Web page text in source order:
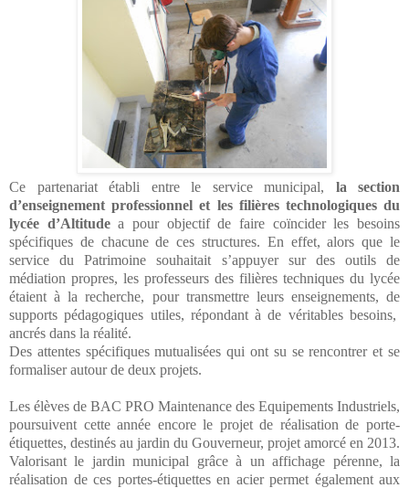
Ce partenariat établi entre le service municipal, la section
d’enseignement professionnel et les filières technologiques du
lycée d’Altitudea pour objectif de faire coïncider les besoins
spécifiques de chacune de ces structures. En effet, alors que le
service du Patrimoine souhaitait s’appuyer sur des outils de
médiation propres, les professeurs des filières techniques du lycée
étaient à la recherche, pour transmettre leurs enseignements, de
supports pédagogiques utiles, répondant à de véritables besoins,
ancrés dans la réalité.
Des attentes spécifiques mutualisées qui ont su se rencontrer et se
formaliser autour de deux projets.
Les élèves de BAC PRO Maintenance des Equipements Industriels,
poursuivent cette année encore le projet de réalisation de porte-
étiquettes, destinés au jardin du Gouverneur, projet amorcé en 2013.
Valorisant le jardin municipal grâce à un affichage pérenne, la
réalisation de ces portes-étiquettes en acier permet également aux